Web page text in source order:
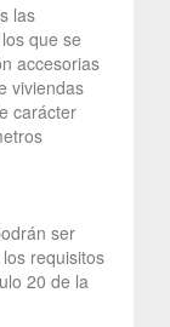
las
que se
accesorias
viviendas
carácter
ser
requisitos
20 de la